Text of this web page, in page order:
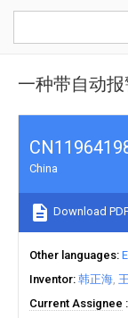
一种带自动
China
Download
Other languages
Inventor 韩正海
Current Assignee